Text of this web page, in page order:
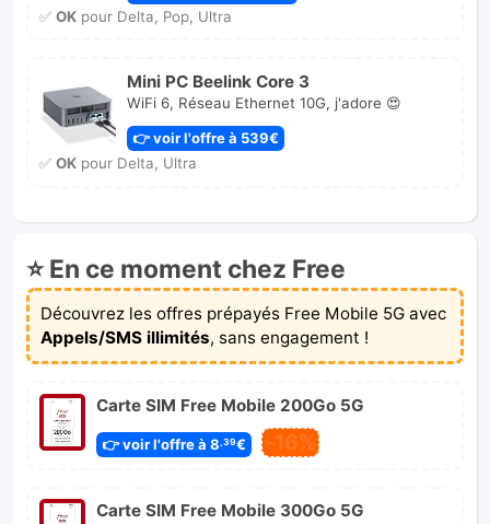
✅ OKpour Delta, Pop, Ultra
Mini PC Beelink Core 3
WiFi 6, Réseau Ethernet 10G, j'adore 😍
👉 voir l'offre à 539€
✅ OKpour Delta, Ultra
⭐ En ce moment chez Free
Découvrez les offres prépayés Free Mobile 5G avec
Appels/SMS illimités, sans engagement !
Carte SIM Free Mobile 200Go 5G
👉 voir l'offre à 8 ,39€ -16%
Carte SIM Free Mobile 300Go 5G